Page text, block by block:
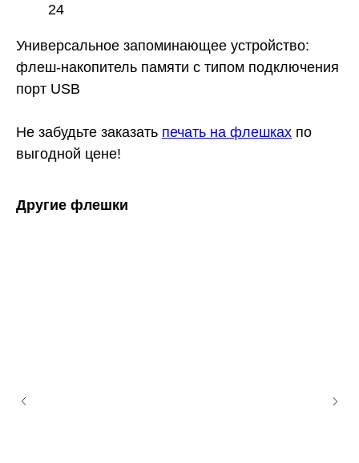
24
Универсальное запоминающее устройство:
флеш-накопитель памяти с типом подключения
порт USB
Не забудьте заказать печать на флешках по
выгодной цене!
Другие флешки